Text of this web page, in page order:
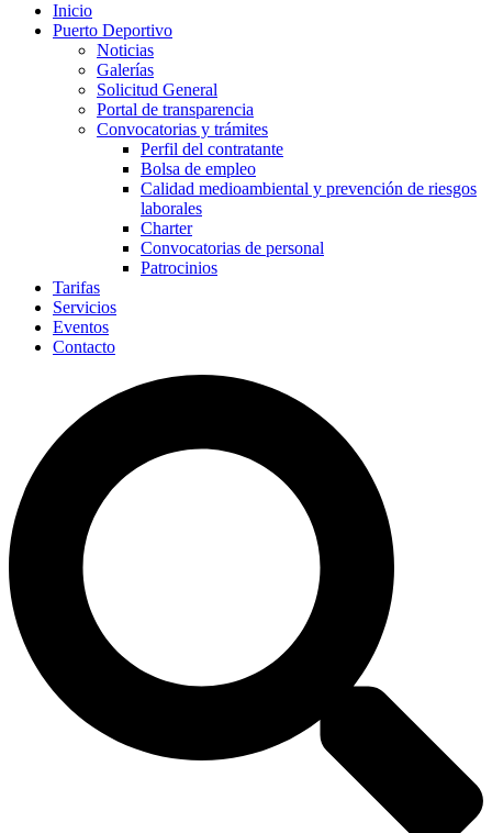
Inicio
Puerto Deportivo
Noticias
Galerías
Solicitud General
Portal de transparencia
Convocatorias y trámites
Perfil del contratante
Bolsa de empleo
Calidad medioambiental y prevención de riesgos
laborales
Charter
Convocatorias de personal
Patrocinios
Tarifas
Servicios
Eventos
Contacto